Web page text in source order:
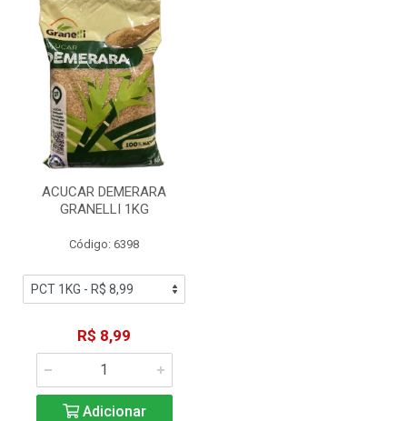
ACUCAR DEMERARA
GRANELLI 1KG
Código: 6398
R$ 8,99
Adicionar